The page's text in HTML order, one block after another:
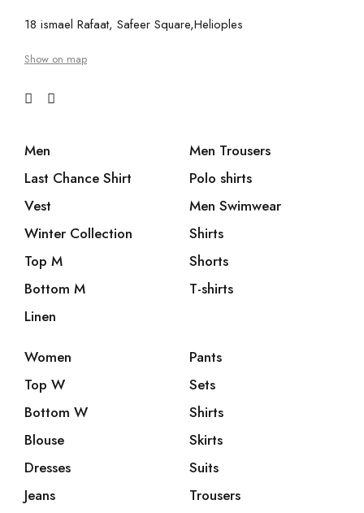
18 ismael Rafaat, Safeer Square,Helioples
Show on map
Men
Last Chance Shirt
Vest
Winter Collection
Top M
Bottom M
Linen
Men Trousers
Polo shirts
Men Swimwear
Shirts
Shorts
T-shirts
Women
Top W
Bottom W
Blouse
Dresses
Jeans
Pants
Sets
Shirts
Skirts
Suits
Trousers